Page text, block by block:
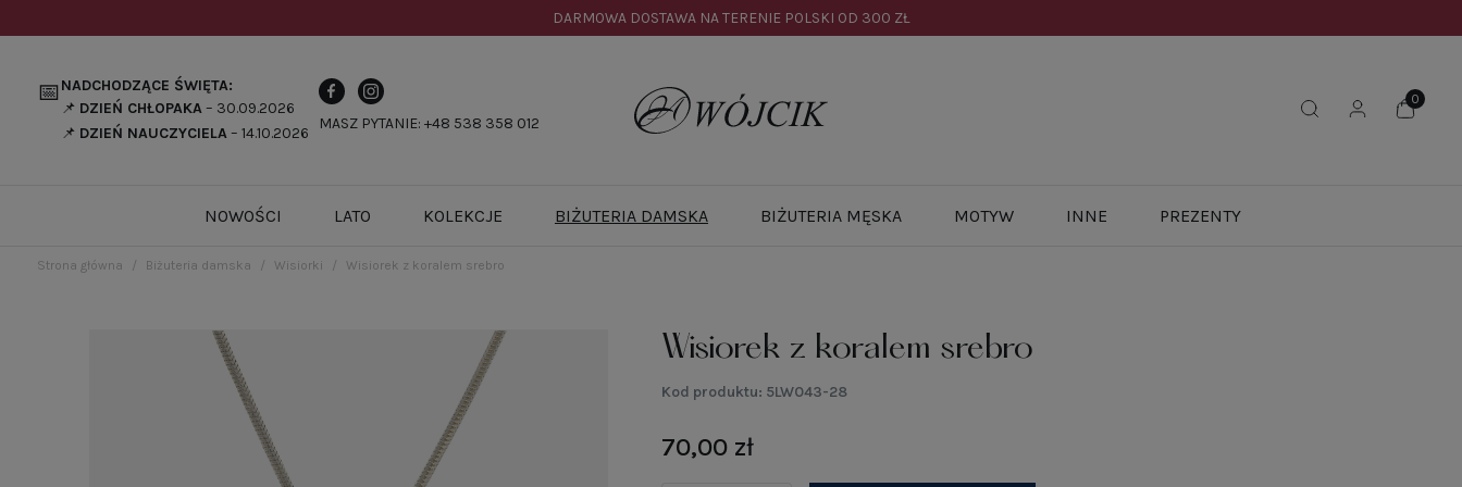
DARMOWA DOSTAWA NA TERENIE POLSKI OD 300 ZŁ
📅NADCHODZĄCE ŚWIĘTA:
📌 DZIEŃ CHŁOPAKA– 30.09.2026
📌 DZIEŃ NAUCZYCIELA– 14.10.2026
MASZ PYTANIE: +48 538 358 012
NOWOŚCI LATO KOLEKCJE BIŻUTERIA DAMSKA BIŻUTERIA MĘSKA MOTYW INNE PREZENTY
Strona główna Biżuteria damska Wisiorki Wisiorek z koralem srebro
Wisiorek z koralem srebro
Kod produktu: 5LW043-28
70,00 zł